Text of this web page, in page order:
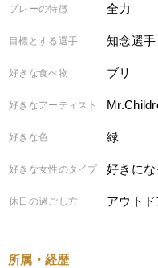
プレーの特徴 全力
目標とする選手 知念選手
好きな食べ物 ブリ
好きなアーティスト
好きな色 緑
好きな女性のタイプ 好きにな
休日の過ごし方 アウトド
所属・経歴